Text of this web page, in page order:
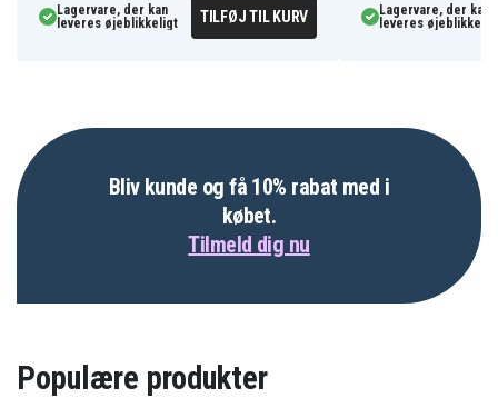
Lagervare, der kan
leveres øjeblikkeligt
TILFØJ TIL KURV
Lagervare, der kan
leveres
Bliv kunde og få 10% rabat med i
købet.
Tilmeld dig nu
Populære produkter